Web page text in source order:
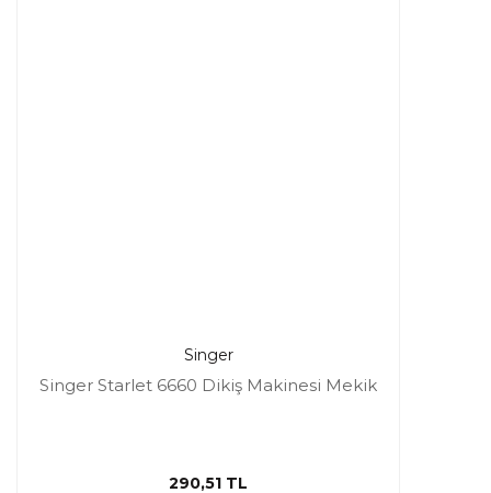
Singer
Singer Starlet 6660 Dikiş Makinesi Mekik
290,51 TL